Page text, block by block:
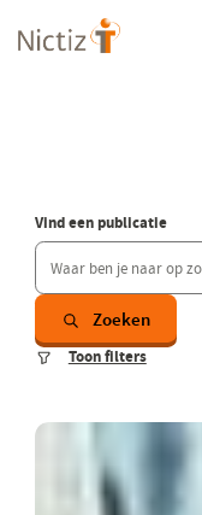
Overslaan
en
Vind een publicatie
Zoeken
Toon filters